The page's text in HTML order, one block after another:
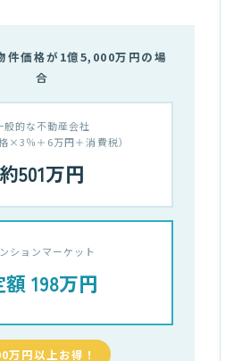
件価格が1億5,000万円の場
合
般的な不動産会社
×3％＋6万円＋消費税）
約501万円
ションマーケット
額 198万円
万円以上お得！